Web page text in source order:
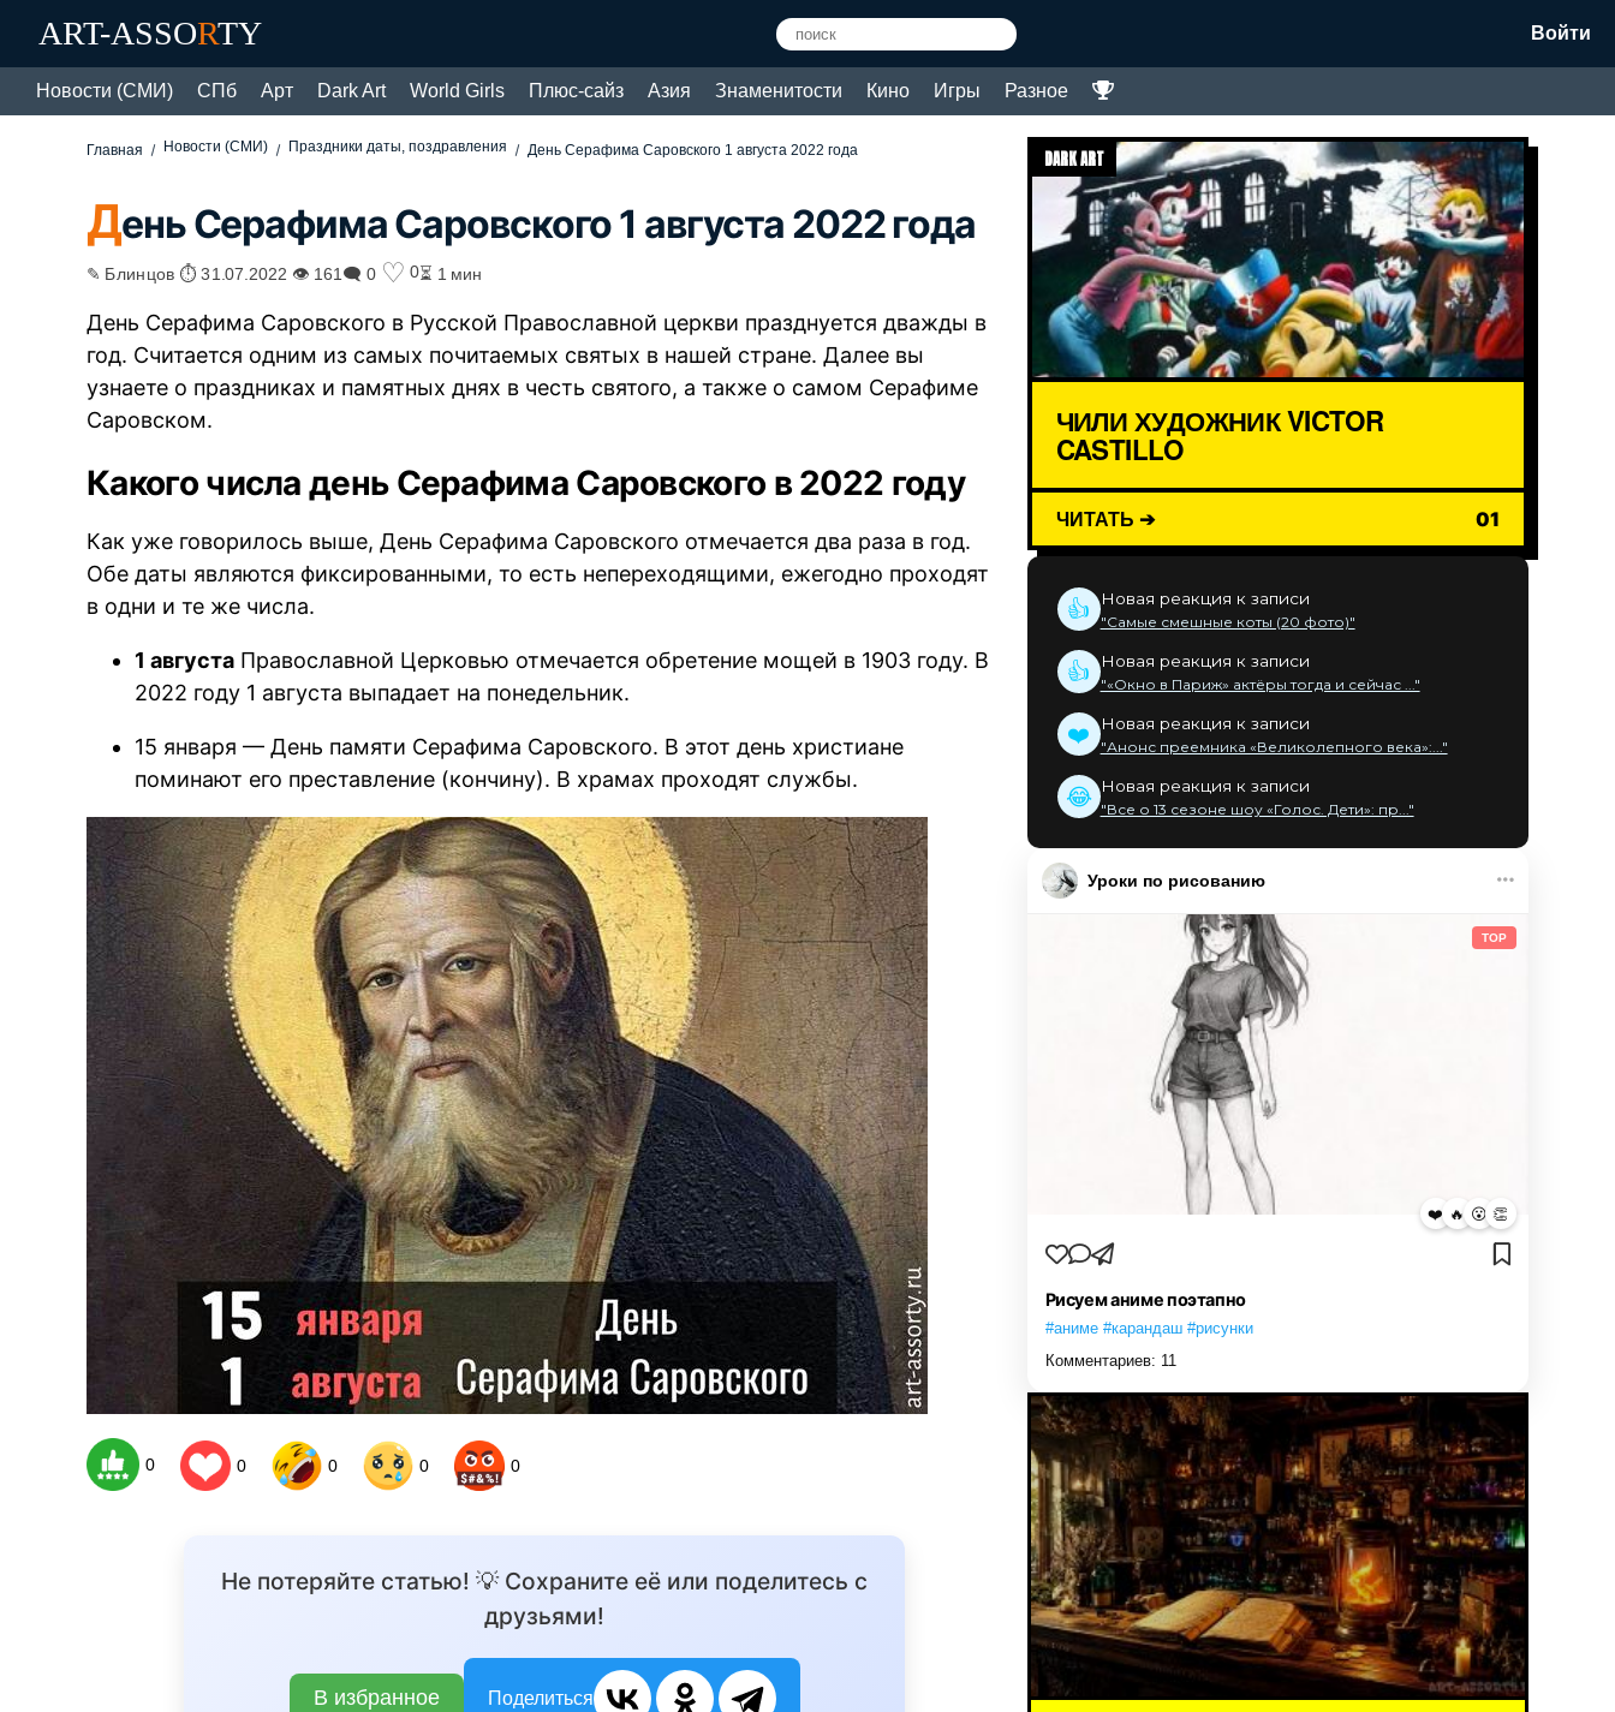
ART-ASSORTY Войти
Новости (СМИ) СПб Арт Dark Art World Girls Плюс-сайз Азия Знаменитости Кино Игры Разное
Главная Новости (СМИ) Праздники даты, поздравления День Серафима Саровского 1 августа 2022 года
День Серафима Саровского 1 августа 2022 года
✎ Блинцов ⏱ 31.07.2022 👁 161 🗨 0 ♡ 0⏳ 1 мин
День Серафима Саровского в Русской Православной церкви празднуется дважды в
год. Считается одним из самых почитаемых святых в нашей стране. Далее вы
узнаете о праздниках и памятных днях в честь святого, а также о самом Серафиме
Саровском.
Какого числа день Серафима Саровского в 2022 году
Как уже говорилось выше, День Серафима Саровского отмечается два раза в год.
Обе даты являются фиксированными, то есть непереходящими, ежегодно проходят
в одни и те же числа.
1 августа Православной Церковью отмечается обретение мощей в 1903 году. В
2022 году 1 августа выпадает на понедельник.
15 января — День памяти Серафима Саровского. В этот день христиане
поминают его преставление (кончину). В храмах проходят службы.
0 0 0 0 0
Не потеряйте статью! 💡 Сохраните её или поделитесь с
друзьями!
В избранное Поделиться
DARK ART
ЧИЛИ ХУДОЖНИК VICTOR
CASTILLO
ЧИТАТЬ ➔ 01
👍 Новая реакция к записи
"Самые смешные коты (20 фото)"
👍 Новая реакция к записи
"«Окно в Париж» актёры тогда и сейчас ..."
❤️ Новая реакция к записи
"Анонс преемника «Великолепного века»:..."
😂 Новая реакция к записи
"Все о 13 сезоне шоу «Голос. Дети»: пр..."
Уроки по рисованию
TOP
❤️ 🔥 😮 👏
Рисуем аниме поэтапно
#аниме #карандаш #рисунки
Комментариев: 11